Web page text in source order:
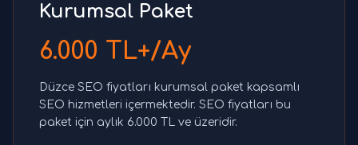
Kurumsal Paket
6.000 TL+/Ay
Düzce SEO fiyatları kurumsal paket kapsamlı
SEO hizmetleri içermektedir. SEO fiyatları bu
paket için aylık 6.000 TL ve üzeridir.